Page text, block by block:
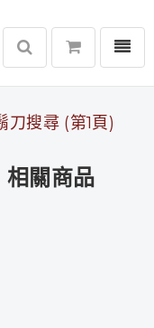
選單
刀搜尋 (第1頁)
相關商品